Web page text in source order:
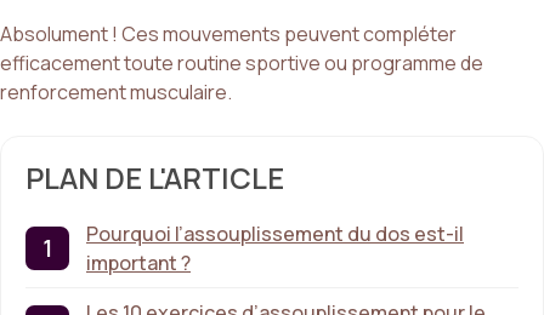
Absolument ! Ces mouvements peuvent compléter
efficacement toute routine sportive ou programme de
renforcement musculaire.
PLAN DE L'ARTICLE
Pourquoi l’assouplissement du dos est-il
important ?